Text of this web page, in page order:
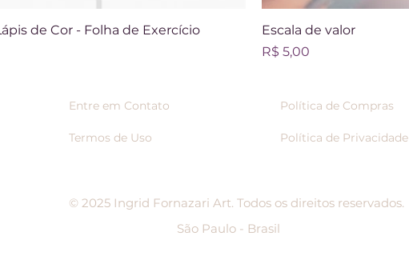
de Cor - Folha de Exercício
Escala de valor
Preço
R$ 5,00
Entre em Contato
Termos de Uso
Política de Compras
Política de Privacidade
© 2025 Ingrid Fornazari Art. Todos os direitos reservados.
São Paulo - Brasil